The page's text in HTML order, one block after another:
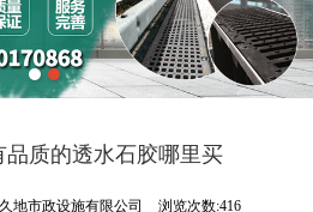
品质的透水石胶哪里买
地市政设施有限公司 浏览次数:416